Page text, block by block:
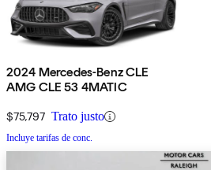
2024 Mercedes-Benz CLE
AMG CLE 53 4MATIC
$75,797 Trato justo
Incluye tarifas de conc.